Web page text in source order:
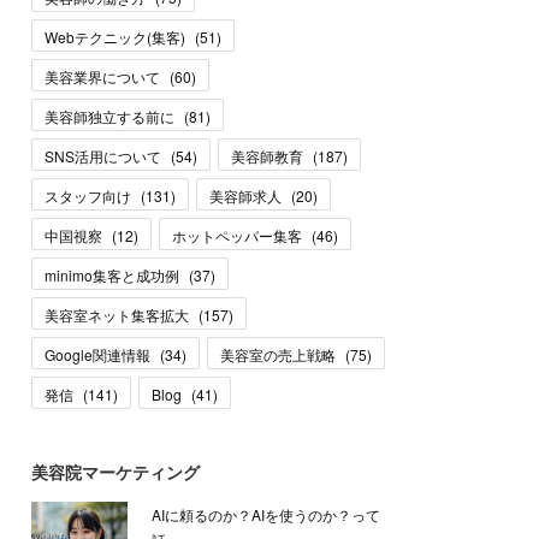
Webテクニック(集客) (51)
美容業界について (60)
美容師独立する前に (81)
SNS活用について (54) 美容師教育 (187)
スタッフ向け (131) 美容師求人 (20)
中国視察 (12) ホットペッパー集客 (46)
minimo集客と成功例 (37)
美容室ネット集客拡大 (157)
Google関連情報 (34) 美容室の売上戦略 (75)
発信 (141) Blog (41)
美容院マーケティング
AIに頼るのか？AIを使うのか？って